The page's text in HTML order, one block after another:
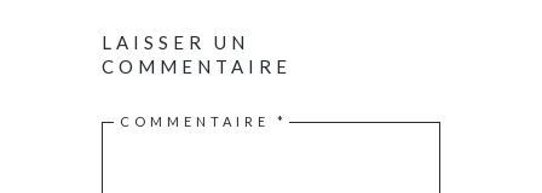
LAISSER UN
COMMENTAIRE
COMMENTAIRE *